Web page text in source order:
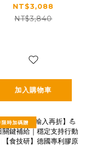
Q彈好氣色｜【食
技研】德國專利膠
三盒入
NT$3,088
NT$3,840
加入購物車
限時加碼贈